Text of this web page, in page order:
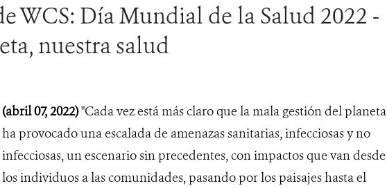
WCS: Día Mundial de la Salud 2022 -
nuestra salud
(abril 07, 2022)"Cada vez está más claro que la mala gestión del planeta
ha provocado una escalada de amenazas sanitarias, infecciosas y no
infecciosas, un escenario sin precedentes, con impactos que van desde
los individuos a las comunidades, pasando por los paisajes hasta el